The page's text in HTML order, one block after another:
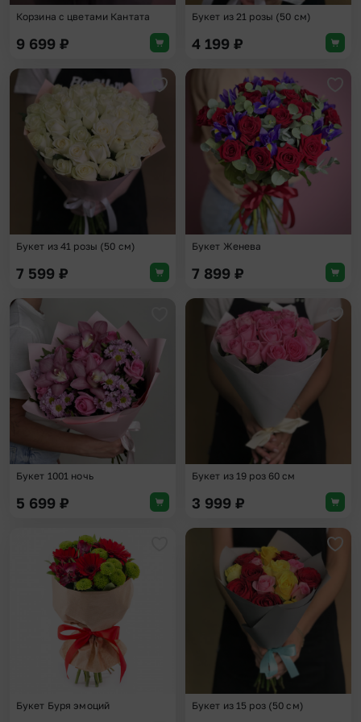
Корзина с цветами Кантата
9 699 ₽
Букет из 21 розы (50 см)
4 199 ₽
Добавить в избранное
Букет из 41 розы (50 см)
7 599 ₽
Букет Женева
7 899 ₽
Добавить в избранное
Букет 1001 ночь
5 699 ₽
Букет из 19 роз 60 см
3 999 ₽
Добавить в избранное
Букет Буря эмоций Букет из 15 роз (50 см)